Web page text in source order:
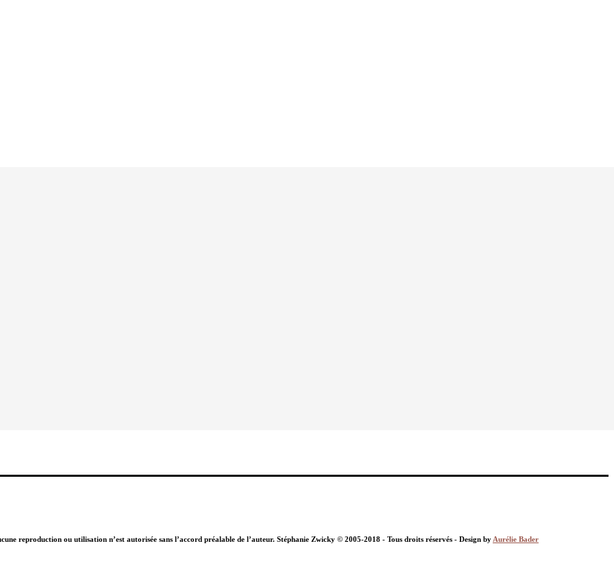
reproduction ou utilisation n’est autorisée sans l’accord préalable de l’auteur. Stéphanie Zwicky © 2005-2018 - Tous droits réservés - Design by Aurélie Bader